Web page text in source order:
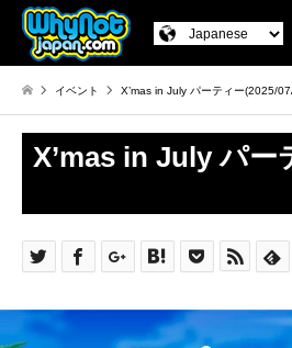
イベント X’mas in July パーティー(2025/
X’mas in July パー